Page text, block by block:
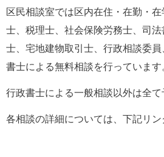
区民相談室では区内在住・在勤・
士、税理士、社会保険労務士、司
士、宅地建物取引士、行政相談委
書士による無料相談を行っています
行政書士による一般相談以外は全て
各相談の詳細については、下記リン